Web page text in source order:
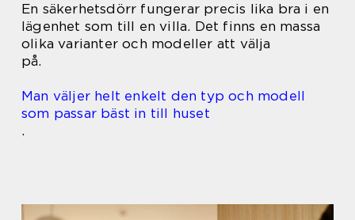
En säkerhetsdörr fungerar precis lika bra i en
lägenhet som till en villa. Det finns en massa
olika varianter och modeller att välja
på.
Man väljer helt enkelt den typ och modell
som passar bäst in till huset
.